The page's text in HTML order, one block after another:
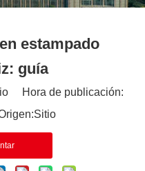
estampado
guía
Hora de publicación:
Sitio